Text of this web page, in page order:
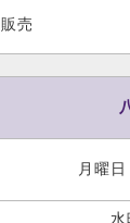
売
月曜
水